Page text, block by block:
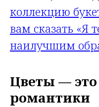
коллекцию
вам сказать «Я
наилучшим
Цветы — это
романтики